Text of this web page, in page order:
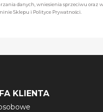
danych, wniesienia sprzeciwu oraz
Sklepu i Polityce Prywatności.
KLIENTA